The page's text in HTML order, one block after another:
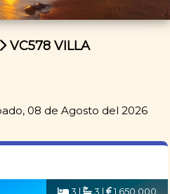
VC578 VILLA
08 de Agosto del 2026
3 | 3 | 1.650.000